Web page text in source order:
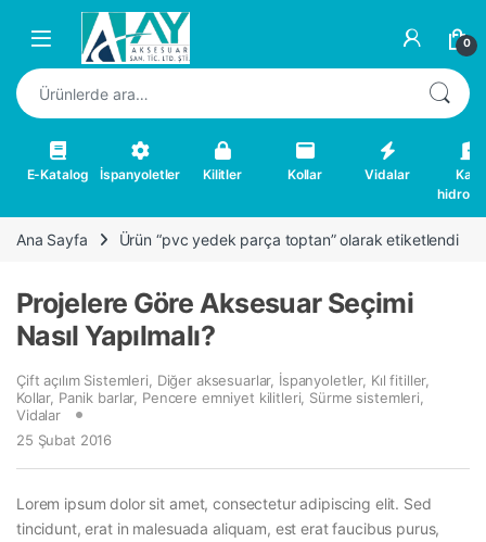
Skip to navigation
Skip to content
0
Ara:
E-Katalog İspanyoletler Kilitler Kollar Vidalar
Kapı
Ana Sayfa Ürün “pvc yedek parça toptan” olarak etiketlendi
Projelere Göre Aksesuar Seçimi
Nasıl Yapılmalı?
Çift açılım Sistemleri Diğer aksesuarlar, İspanyoletler, Kıl fitiller,
Kollar, Panik barlar, Pencere emniyet kilitleri Sürme sistemleri
Vidalar
25 Şubat 2016
Lorem ipsum dolor sit amet, consectetur adipiscing elit. Sed
tincidunt, erat in malesuada aliquam, est erat faucibus purus,